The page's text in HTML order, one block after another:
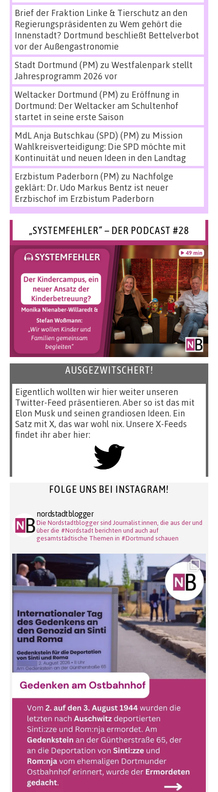
Brief der Fraktion Linke & Tierschutz an den
Regierungspräsidenten zu Wem gehört die
Innenstadt? Dortmund beschließt Bettelverbot
vor der Außengastronomie
Stadt Dortmund (PM) zu Westfalenpark stellt
Jahresprogramm 2026 vor
Weltacker Dortmund (PM) zu Eröffnung in
Dortmund: Der Weltacker am Schultenhof
startet in seine erste Saison
MdL Anja Butschkau (SPD) (PM) zu Mission
Wahlkreisverteidigung: Die SPD möchte mit
Kontinuität und neuen Ideen in den Landtag
Erzbistum Paderborn (PM) zu Nachfolge
geklärt: Dr. Udo Markus Bentz ist neuer
Erzbischof im Erzbistum Paderborn
„SYSTEMFEHLER“ – DER PODCAST #28
AUSGEZWITSCHERT!
Eigentlich wollten wir hier weiter unseren
Twitter-Feed präsentieren. Aber so ist das mit
Elon Musk und seinen grandiosen Ideen. Ein
Satz mit X, das war wohl nix. Unsere X-Feeds
findet ihr aber hier:
FOLGE UNS BEI INSTAGRAM!
nordstadtblogger
Die Nordstadtblogger sind Journalist:innen, die aus der und
über die #Nordstadt berichten und auch auf
gesamtstädtische Themen in #Dortmund schauen